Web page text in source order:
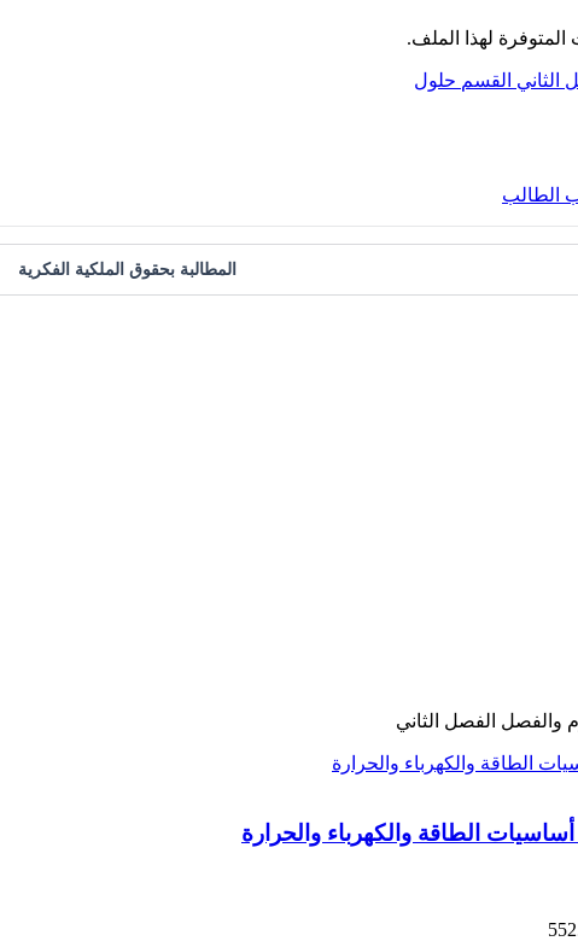
لهذا الملف.
الثاني القسم حلول
الطالب
المطالبة بحقوق الملكية الفكرية
والفصل الفصل الثاني
أساسيات الطاقة والكهرباء والحرارة